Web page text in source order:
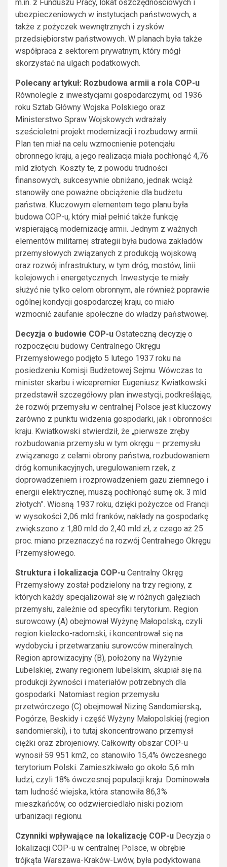
m.in. z Funduszu Pracy, lokat oszczędnościowych i
ubezpieczeniowych w instytucjach państwowych, a
także z pożyczek wewnętrznych i zysków
przedsiębiorstw państwowych. W planach była także
współpraca z sektorem prywatnym, który mógł
skorzystać na ulgach podatkowych.
Polecany artykuł: Rozbudowa armii a rola COP-u
Równolegle z inwestycjami gospodarczymi, od 1936
roku Sztab Główny Wojska Polskiego oraz
Ministerstwo Spraw Wojskowych wdrażały
sześcioletni projekt modernizacji i rozbudowy armii.
Plan ten miał na celu wzmocnienie potencjału
obronnego kraju, a jego realizacja miała pochłonąć 4,76
mld złotych. Koszty te, z powodu trudności
finansowych, sukcesywnie obniżano, jednak wciąż
stanowiły one poważne obciążenie dla budżetu
państwa. Kluczowym elementem tego planu była
budowa COP-u, który miał pełnić także funkcję
wspierającą modernizację armii. Jednym z ważnych
elementów militarnej strategii była budowa zakładów
przemysłowych związanych z produkcją wojskową
oraz rozwój infrastruktury, w tym dróg, mostów, linii
kolejowych i energetycznych. Inwestycje te miały
służyć nie tylko celom obronnym, ale również poprawie
ogólnej kondycji gospodarczej kraju, co miało
wzmocnić zaufanie społeczne do władzy państwowej.
Decyzja o budowie COP-u Ostateczną decyzję o
rozpoczęciu budowy Centralnego Okręgu
Przemysłowego podjęto 5 lutego 1937 roku na
posiedzeniu Komisji Budżetowej Sejmu. Wówczas to
minister skarbu i wicepremier Eugeniusz Kwiatkowski
przedstawił szczegółowy plan inwestycji, podkreślając,
że rozwój przemysłu w centralnej Polsce jest kluczowy
zarówno z punktu widzenia gospodarki, jak i obronności
kraju. Kwiatkowski stwierdził, że „pierwsze zręby
rozbudowania przemysłu w tym okręgu – przemysłu
związanego z celami obrony państwa, rozbudowaniem
dróg komunikacyjnych, uregulowaniem rzek, z
doprowadzeniem i rozprowadzeniem gazu ziemnego i
energii elektrycznej, muszą pochłonąć sumę ok. 3 mld
złotych”. Wiosną 1937 roku, dzięki pożyczce od Francji
w wysokości 2,06 mld franków, nakłady na gospodarkę
zwiększono z 1,80 mld do 2,40 mld zł, z czego aż 25
proc. miano przeznaczyć na rozwój Centralnego Okręgu
Przemysłowego.
Struktura i lokalizacja COP-u Centralny Okręg
Przemysłowy został podzielony na trzy regiony, z
których każdy specjalizował się w różnych gałęziach
przemysłu, zależnie od specyfiki terytorium. Region
surowcowy (A) obejmował Wyżynę Małopolską, czyli
region kielecko-radomski, i koncentrował się na
wydobyciu i przetwarzaniu surowców mineralnych.
Region aprowizacyjny (B), położony na Wyżynie
Lubelskiej, zwany regionem lubelskim, skupiał się na
produkcji żywności i materiałów potrzebnych dla
gospodarki. Natomiast region przemysłu
przetwórczego (C) obejmował Nizinę Sandomierską,
Pogórze, Beskidy i część Wyżyny Małopolskiej (region
sandomierski), i to tutaj skoncentrowano przemysł
ciężki oraz zbrojeniowy. Całkowity obszar COP-u
wynosił 59 951 km2, co stanowiło 15,4% ówczesnego
terytorium Polski. Zamieszkiwało go około 5,6 mln
ludzi, czyli 18% ówczesnej populacji kraju. Dominowała
tam ludność wiejska, która stanowiła 86,3%
mieszkańców, co odzwierciedlało niski poziom
urbanizacji regionu.
Czynniki wpływające na lokalizację COP-u Decyzja o
lokalizacji COP-u w centralnej Polsce, w obrębie
trójkąta Warszawa-Kraków-Lwów, była podyktowana